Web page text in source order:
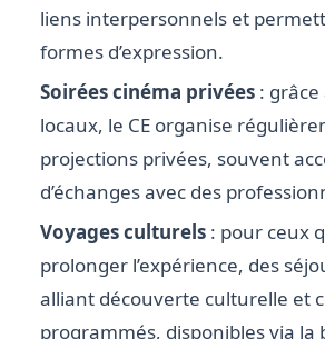
liens interpersonnels et
formes d’expression.
Soirées cinéma privées :
locaux, le CE organise
projections privées, souvent
d’échanges avec des
Voyages culturels : pour ceux
prolonger l’expérience, des
alliant découverte culturelle et
programmés, disponibles via la